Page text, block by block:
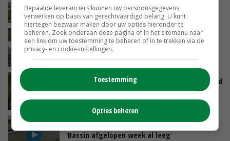
VANDAAG, 10:00
Oekraïne-vlogger Kees Huizinga: ‘Bezoek van
de ambassade mag zelf groente plukken’
GISTEREN, 12:00
Limburgse mais van Frijns doet het verrassend
goed
GISTEREN, 10:00
Droogte veroorzaakt steeds meer problemen:
‘Bassin afgelopen week al leeg’
Bepaalde leveranciers kunnen uw persoonsgegevens
verwerken op basis van gerechtvaardigd belang. U kunt
hiertegen bezwaar maken door uw opties hieronder te
beheren. Zoek onderaan deze pagina of in het sitemenu naar
een link om uw toestemming te beheren of in te trekken via de
privacy- en cookie-instellingen.
Toestemming
Opties beheren